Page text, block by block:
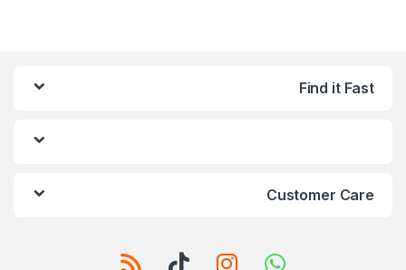
Find it Fast
Customer Care